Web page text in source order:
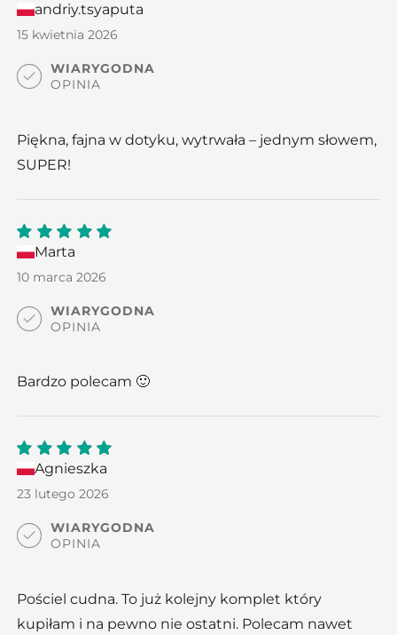
5out
of 5
andriy.tsyaputa
15 kwietnia 2026
WIARYGODNA
OPINIA
Piękna, fajna w dotyku, wytrwała – jednym słowem,
SUPER!
5out
of 5
Marta
10 marca 2026
WIARYGODNA
OPINIA
Bardzo polecam 🙂
5out
of 5
Agnieszka
23 lutego 2026
WIARYGODNA
OPINIA
Pościel cudna. To już kolejny komplet który
kupiłam i na pewno nie ostatni. Polecam nawet